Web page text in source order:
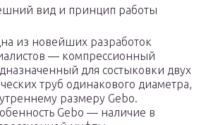
вид и принцип работы
из новейших разработок
— компрессионный
для состыковки двух
труб одинакового диаметра,
размеру Gebo.
Gebo — наличие в